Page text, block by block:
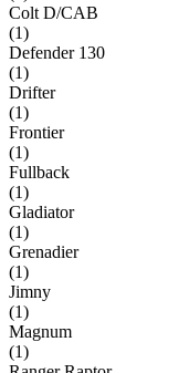
Colt D/CAB
(1)
Defender 130
(1)
Drifter
(1)
Frontier
(1)
Fullback
(1)
Gladiator
(1)
Grenadier
(1)
Jimny
(1)
Magnum
(1)